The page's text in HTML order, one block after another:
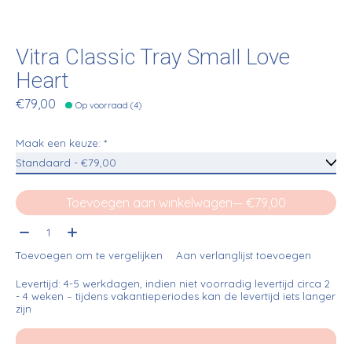
Vitra Classic Tray Small Love
Heart
€79,00 Op voorraad (4)
Maak een keuze: *
Toevoegen aan winkelwagen
— €79,00
Aantal:
Toevoegen om te vergelijken Aan verlanglijst toevoegen
Levertijd: 4-5 werkdagen, indien niet voorradig levertijd circa 2
- 4 weken – tijdens vakantieperiodes kan de levertijd iets langer
zijn